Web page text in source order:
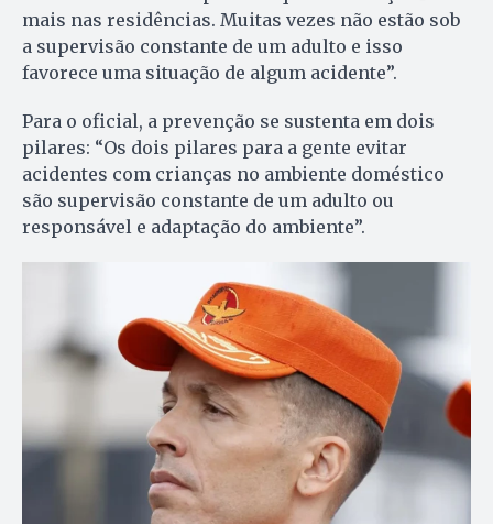
mais nas residências. Muitas vezes não estão sob
a supervisão constante de um adulto e isso
favorece uma situação de algum acidente”.
Para o oficial, a prevenção se sustenta em dois
pilares: “Os dois pilares para a gente evitar
acidentes com crianças no ambiente doméstico
são supervisão constante de um adulto ou
responsável e adaptação do ambiente”.